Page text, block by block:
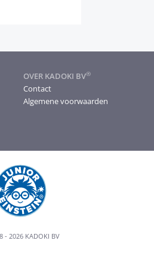
OVER KADOKI BV®
Contact
Algemene voorwaarden
- 2026 KADOKI BV